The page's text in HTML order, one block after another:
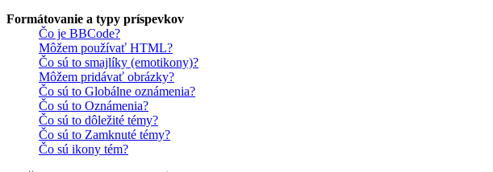
Formátovanie a typy príspevkov
Čo je BBCode?
Môžem používať HTML?
Čo sú to smajlíky (emotikony)?
Môžem pridávať obrázky?
Čo sú to Globálne oznámenia?
Čo sú to Oznámenia?
Čo sú to dôležité témy?
Čo sú to Zamknuté témy?
Čo sú ikony tém?